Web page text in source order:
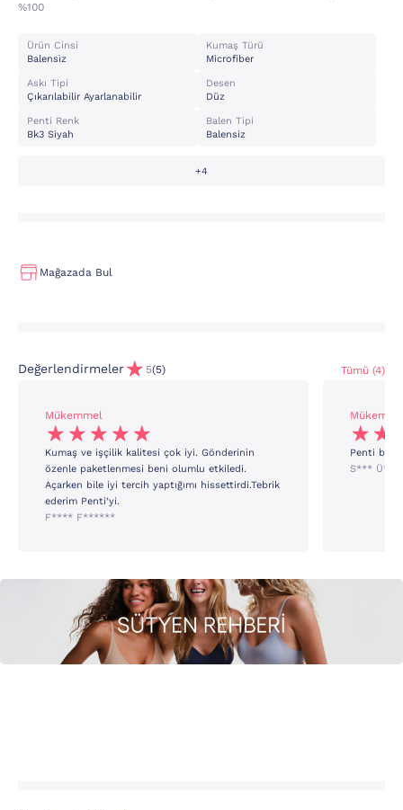
%100
Ürün Cinsi
Balensi̇z
Kumaş Türü
Microfiber
Askı Tipi
Çıkarılabilir Ayarlanabilir
Desen
Düz
Penti Renk
Bk3 Siyah
Balen Tipi
Balensiz
+4
Mağazada Bul
Değerlendirmeler 5(5) Tümü (4)
Mükemmel
Kumaş ve işçilik kalitesi çok iyi. Gönderinin
özenle paketlenmesi beni olumlu etkiledi.
Açarken bile iyi tercih yaptığımı hissettirdi.Tebrik
ederim Penti’yi.
F**** F******
Penti bu
S*** Ü***